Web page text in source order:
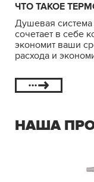
ЧТО ТАКОЕ
Душевая система
сочетает в себе
экономит ваши
расхода и
НАША